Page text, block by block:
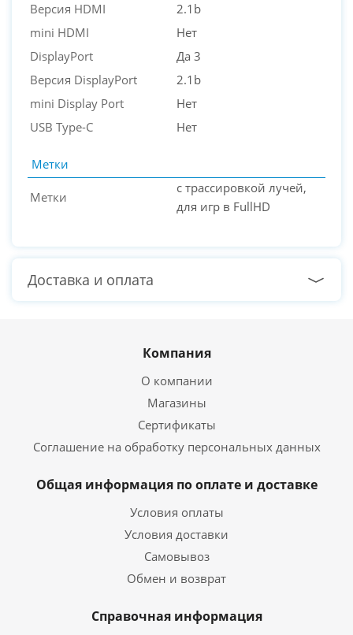
Версия HDMI
2.1b
mini HDMI
Нет
DisplayPort
Да 3
Версия DisplayPort
2.1b
mini Display Port
Нет
USB Type-C
Нет
Метки
Метки
с трассировкой лучей,
для игр в FullHD
Доставка и оплата
Компания
О компании
Магазины
Сертификаты
Соглашение на обработку персональных данных
Общая информация по оплате и доставке
Условия оплаты
Условия доставки
Самовывоз
Обмен и возврат
Справочная информация